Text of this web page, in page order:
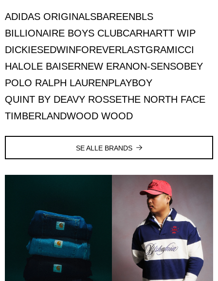
ADIDAS ORIGINALSBAREENBLS
BILLIONAIRE BOYS CLUBCARHARTT WIP
DICKIESEDWINFOREVERLASTGRAMICCI
HALOLE BAISERNEW ERANON-SENSOBEY
POLO RALPH LAURENPLAYBOY
QUINT BY DEAVY ROSSETHE NORTH FACE
TIMBERLANDWOOD WOOD
SE ALLE BRANDS